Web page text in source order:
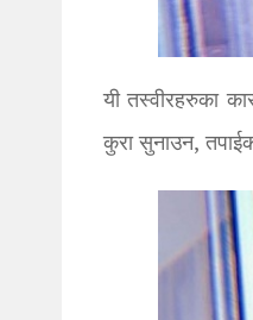
यी तस्वीरहरुका
कुरा सुनाउन,